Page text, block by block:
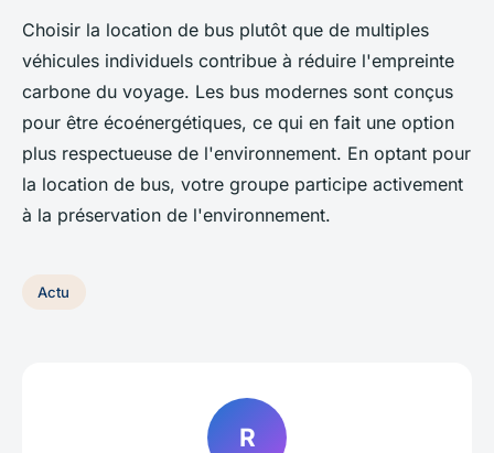
Choisir la location de bus plutôt que de multiples
véhicules individuels contribue à réduire l'empreinte
carbone du voyage. Les bus modernes sont conçus
pour être écoénergétiques, ce qui en fait une option
plus respectueuse de l'environnement. En optant pour
la location de bus, votre groupe participe activement
à la préservation de l'environnement.
Actu
R